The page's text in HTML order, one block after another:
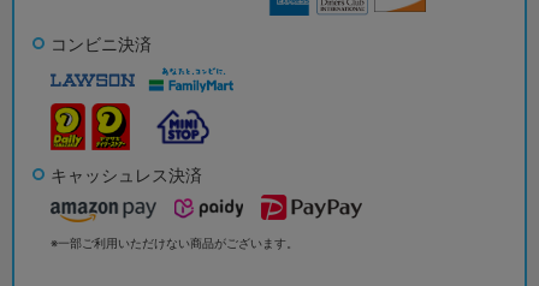
コンビニ決済
キャッシュレス決済
※一部ご利用いただけない商品がございます。